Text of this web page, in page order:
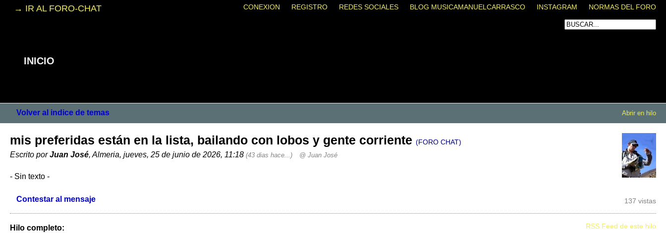
→ IR AL FORO-CHAT
INICIO
CONEXION REGISTRO REDES SOCIALES BLOG MUSICAMANUELCARRASCO INSTAGRAM NORMAS DEL FORO
Volver al indice de temas Abrir en hilo
mis preferidas están en la lista, bailando con lobos y gente corriente (FORO CHAT)
Escrito porJuan José, Almeria, jueves, 25 de junio de 2026, 11:18 (43 dias hace...) @ Juan José
- Sin texto -
Contestar al mensaje 137 vistas
Hilo completo: RSS Feed de este hilo